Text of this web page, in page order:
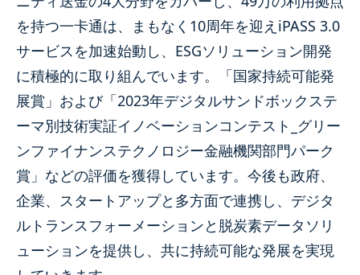
を持つ一卡通は、まもなく10周年を迎えiPASS 3.0
サービスを加速始動し、ESGソリューション開発
に積極的に取り組んでいます。「国家持続可能発
展賞」および「2023年デジタルサンドボックステ
ーマ別技術実証イノベーションコンテスト_グリー
ンファイナンステクノロジー金融機関部門パーク
賞」などの評価を獲得しています。今後も政府、
企業、スタートアップと多方面で連携し、デジタ
ルトランスフォーメーションと脱炭素データソリ
ューションを提供し、共に持続可能な発展を実現